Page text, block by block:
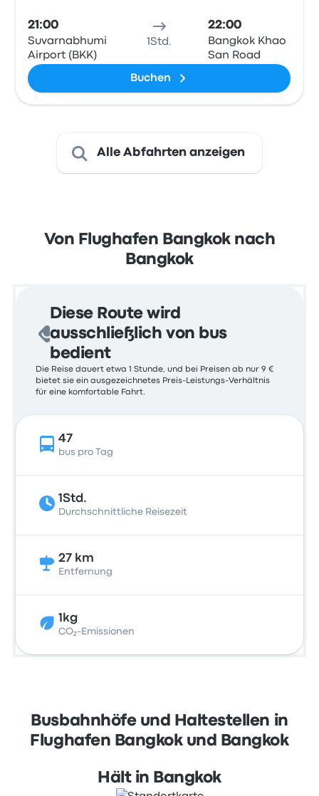
21:00
Suvarnabhumi
Airport (BKK)
1Std.
22:00
Bangkok Khao
San Road
Buchen
Alle Abfahrten anzeigen
Von Flughafen Bangkok nach
Bangkok
Diese Route wird
ausschließlich von bus
bedient
Die Reise dauert etwa 1 Stunde, und bei Preisen ab nur 9 €
bietet sie ein ausgezeichnetes Preis-Leistungs-Verhältnis
für eine komfortable Fahrt.
47
bus pro Tag
1Std.
Durchschnittliche Reisezeit
27 km
Entfernung
1kg
CO₂-Emissionen
Busbahnhöfe und Haltestellen in
Flughafen Bangkok und Bangkok
Hält in Bangkok